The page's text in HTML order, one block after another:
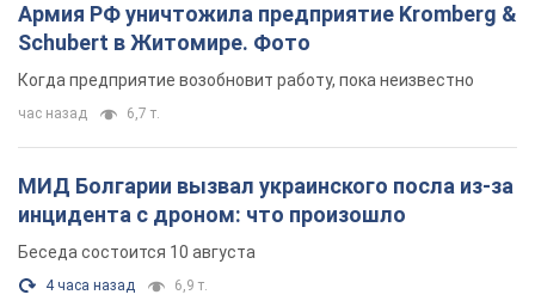
Армия РФ уничтожила предприятие Kromberg &
Schubert в Житомире. Фото
Когда предприятие возобновит работу, пока неизвестно
час назад 6,7 т.
МИД Болгарии вызвал украинского посла из-за
инцидента с дроном: что произошло
Беседа состоится 10 августа
4 часа назад 6,9 т.